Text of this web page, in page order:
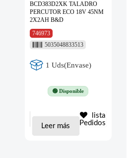
BCD383D2XK TALADRO
PERCUTOR ECO 18V 45NM
2X2AH B&D
746973
5035048833513
1 Uds(Envase)
🟢 Disponible
Leer más
lista
Pedidos